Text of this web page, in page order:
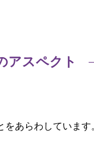
アスペクト
あらわしていま